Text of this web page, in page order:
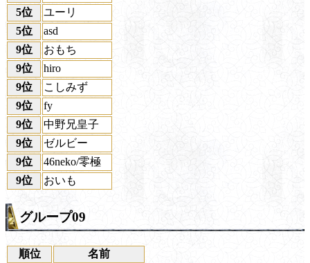
5位
ユーリ
5位
asd
9位
おもち
9位
hiro
9位
こしみず
9位
fy
9位
中野兄皇子
9位
ゼルビー
9位
46neko/零極
9位
おいも
グループ09
順位
名前